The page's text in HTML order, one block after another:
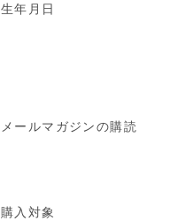
生年月日
メールマガジンの購読
購入対象